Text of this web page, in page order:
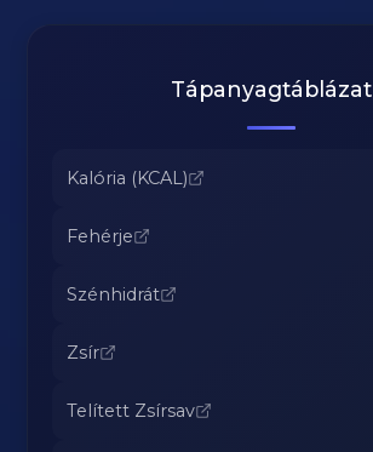
Tápanyagtáblázat
Kalória (KCAL)
Fehérje
Szénhidrát
Zsír
Telített Zsírsav